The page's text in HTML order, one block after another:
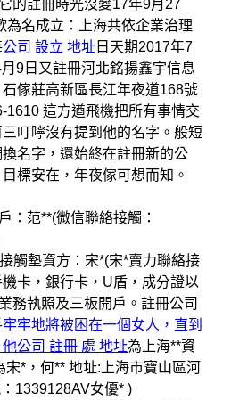
的註冊時光沒變17年9月27
為名成立：上海共依企業治理
公司 設立 地址 日天期2017年7
9日又註冊河北銘揚鑫宇信息
傢莊高新區長江年夜道168號
1610 這方遒飛機把所有事情交
叮嚀沒有提到他的名字。般短
名字，還始終在註冊新的公
標安在，年夜傢可想而知。
范**(微信聯絡接觸：
墊資方：宋*(宋*賣力聯絡接
卡，銀行卡，U盾，成分證以
務執照及三板開戶。註冊公司
牢地將被困在一個女人，直到
公司 註冊 處 地址為上海**資
宋*，何** 地址:上海市寶山區河
1339128AV女優* )